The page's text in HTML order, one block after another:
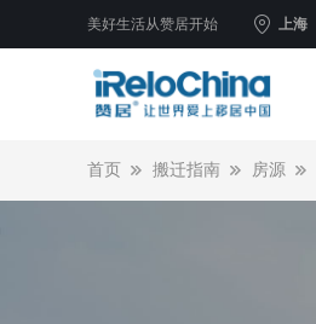
美好生活从赞居开始 上海
首页 搬迁指南 房源